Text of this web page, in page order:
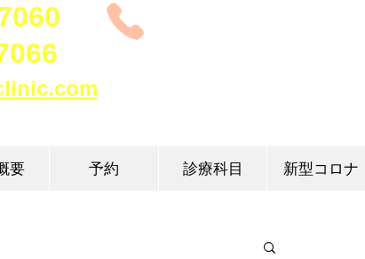
要 予約 診療科目 新型コロナ